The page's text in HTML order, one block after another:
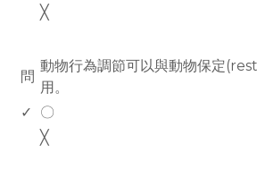
╳
問
動物行為調節可以與動物保定
用。
✓
〇
╳